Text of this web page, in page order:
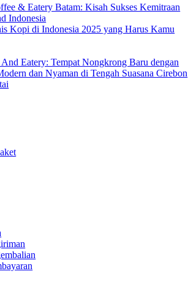
& Eatery Batam: Kisah Sukses Kemitraan
Indonesia
Kopi di Indonesia 2025 yang Harus Kamu
Eatery: Tempat Nongkrong Baru dengan
dan Nyaman di Tengah Suasana Cirebon